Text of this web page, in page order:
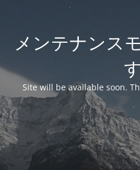
メンテナンス
す
Site will be available soon.